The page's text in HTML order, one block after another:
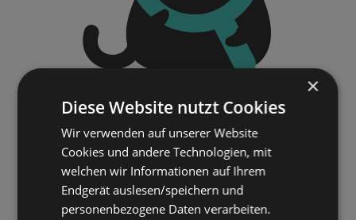
×
Diese Website nutzt Cookies
Wir verwenden auf unserer Website
Cookies und andere Technologien, mit
welchen wir Informationen auf Ihrem
Endgerät auslesen/speichern und
personenbezogene Daten verarbeiten.